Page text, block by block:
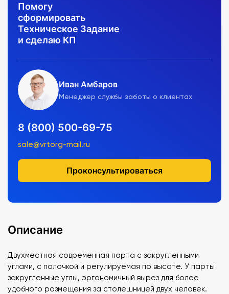
Помогу
сформировать
Техническое Задание
и сделаю КП
Иван Амбаров
Менеджер службы заботы о клиентах
8 (800) 500-69-75
sale@vrtorg-mail.ru
Проконсультироваться
Описание
Двухместная современная парта с закругленными
углами, с полочкой и регулируемая по высоте. У парты
закругленные углы, эргономичный вырез для более
удобного размещения за столешницей двух человек.